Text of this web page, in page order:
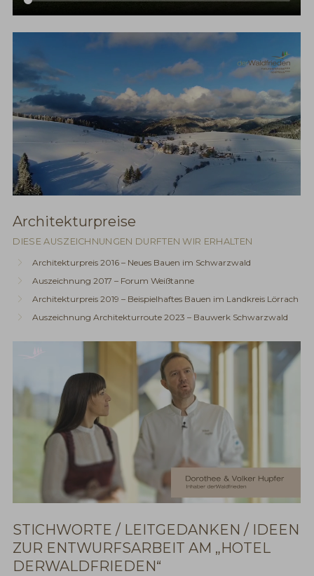
Architekturpreise
DIESE AUSZEICHNUNGEN DURFTEN WIR ERHALTEN
Architekturpreis 2016 – Neues Bauen im Schwarzwald
Auszeichnung 2017 – Forum Weißtanne
Architekturpreis 2019 – Beispielhaftes Bauen im Landkreis Lörrach
Auszeichnung Architekturroute 2023 – Bauwerk Schwarzwald
STICHWORTE / LEITGEDANKEN / IDEEN
ZUR ENTWURFSARBEIT AM „HOTEL
DERWALDFRIEDEN“